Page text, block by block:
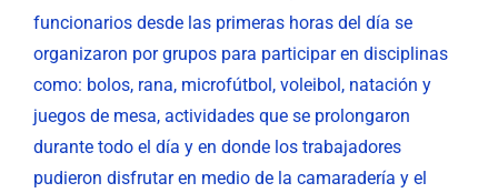
funcionarios desde las primeras horas del día se
organizaron por grupos para participar en disciplinas
como: bolos, rana, microfútbol, voleibol, natación y
juegos de mesa, actividades que se prolongaron
durante todo el día y en donde los trabajadores
pudieron disfrutar en medio de la camaradería y el